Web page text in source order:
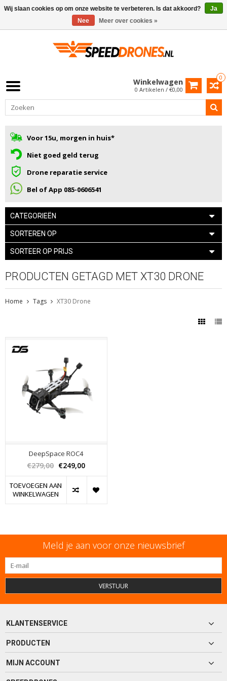
0
Winkelwagen
0 Artikelen / €0,00
Voor 15u, morgen in huis*
Niet goed geld terug
Drone reparatie service
Bel of App 085-0606541
CATEGORIEËN
SORTEREN OP
SORTEER OP PRIJS
PRODUCTEN GETAGD MET XT30 DRONE
Home Tags XT30 Drone
DeepSpace ROC4
€279,00 €249,00
TOEVOEGEN AAN
WINKELWAGEN
Meld je aan voor onze nieuwsbrief
VERSTUUR
KLANTENSERVICE
PRODUCTEN
MIJN ACCOUNT
Wij slaan cookies op om onze website te verbeteren. Is dat akkoord?
Ja
Nee
Meer over cookies »